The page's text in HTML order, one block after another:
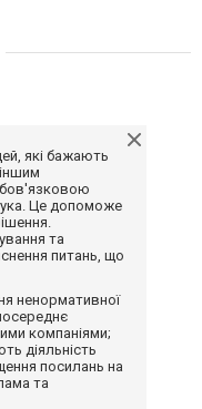
які бажають
Це допоможе
та
питань, що
ненормативної
компаніями;
діяльність
посилань на
та